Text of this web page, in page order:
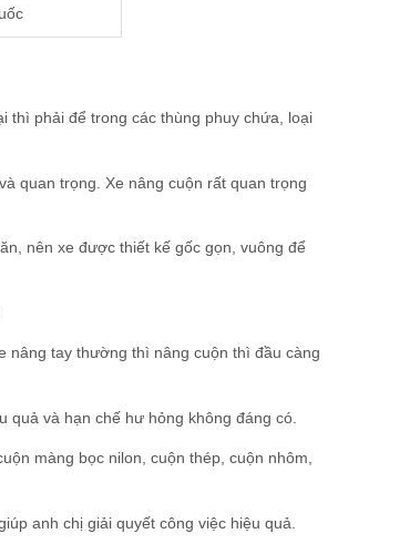
thì phải để trong các thùng phuy chứa, loại
quan trọng. Xe nâng cuộn rất quan trọng
nên xe được thiết kế gốc gọn, vuông để
nâng tay thường thì nâng cuộn thì đầu càng
và hạn chế hư hỏng không đáng có.
màng bọc nilon, cuộn thép, cuộn nhôm,
anh chị giải quyết công việc hiệu quả.